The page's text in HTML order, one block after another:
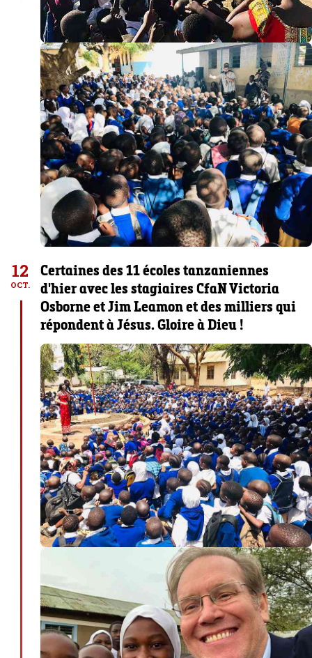
12
OCT.
Certaines des 11 écoles tanzaniennes
d'hier avec les stagiaires CfaN Victoria
Osborne et Jim Leamon et des milliers qui
répondent à Jésus. Gloire à Dieu !